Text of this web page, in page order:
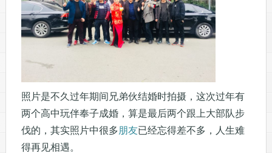
照片是不久过年期间兄弟伙结婚时拍摄，这次过年有
两个高中玩伴奉子成婚，算是最后两个跟上大部队步
伐的，其实照片中很多朋友已经忘得差不多，人生难
得再见相遇。